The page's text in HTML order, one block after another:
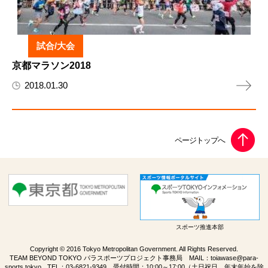
試合/大会
京都マラソン2018
2018.01.30
スポーツ推進本部
Copyright © 2016 Tokyo Metropolitan Government. All Rights Reserved.
TEAM BEYOND TOKYO パラスポーツプロジェクト事務局 MAIL： toiawase@para-
sports.tokyoTEL： 03-6821-9349受付時間：10:00～17:00（土日祝日、年末年始を除